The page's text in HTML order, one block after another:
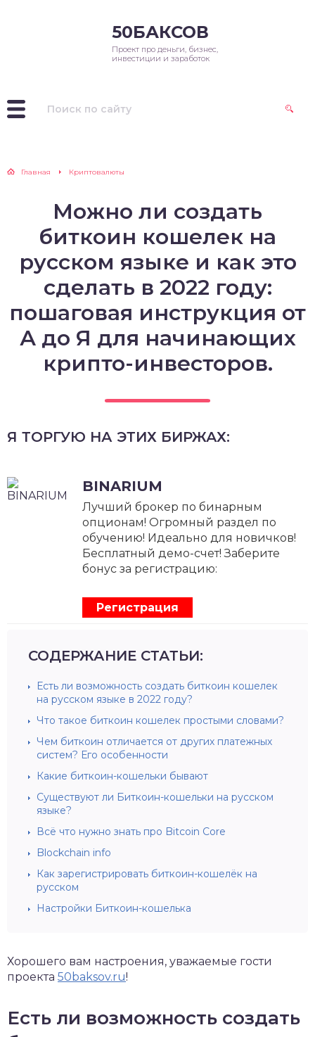
50БАКСОВ
Проект про деньги, бизнес,
инвестиции и заработок
Главная Криптовалюты
Можно ли создать
биткоин кошелек на
русском языке и как это
сделать в 2022 году:
пошаговая инструкция от
А до Я для начинающих
крипто-инвесторов.
Я ТОРГУЮ НА ЭТИХ БИРЖАХ:
BINARIUM
Лучший брокер по бинарным
опционам! Огромный раздел по
обучению! Идеально для новичков!
Бесплатный демо-счет! Заберите
бонус за регистрацию:
Регистрация
СОДЕРЖАНИЕ СТАТЬИ:
Есть ли возможность создать биткоин кошелек
на русском языке в 2022 году?
Что такое биткоин кошелек простыми словами?
Чем биткоин отличается от других платежных
систем? Его особенности
Какие биткоин-кошельки бывают
Существуют ли Биткоин-кошельки на русском
языке?
Всё что нужно знать про Bitcoin Core
Blockchain info
Как зарегистрировать биткоин-кошелёк на
русском
Настройки Биткоин-кошелька
Хорошего вам настроения, уважаемые гости
проекта 50baksov.ru!
Есть ли возможность создать